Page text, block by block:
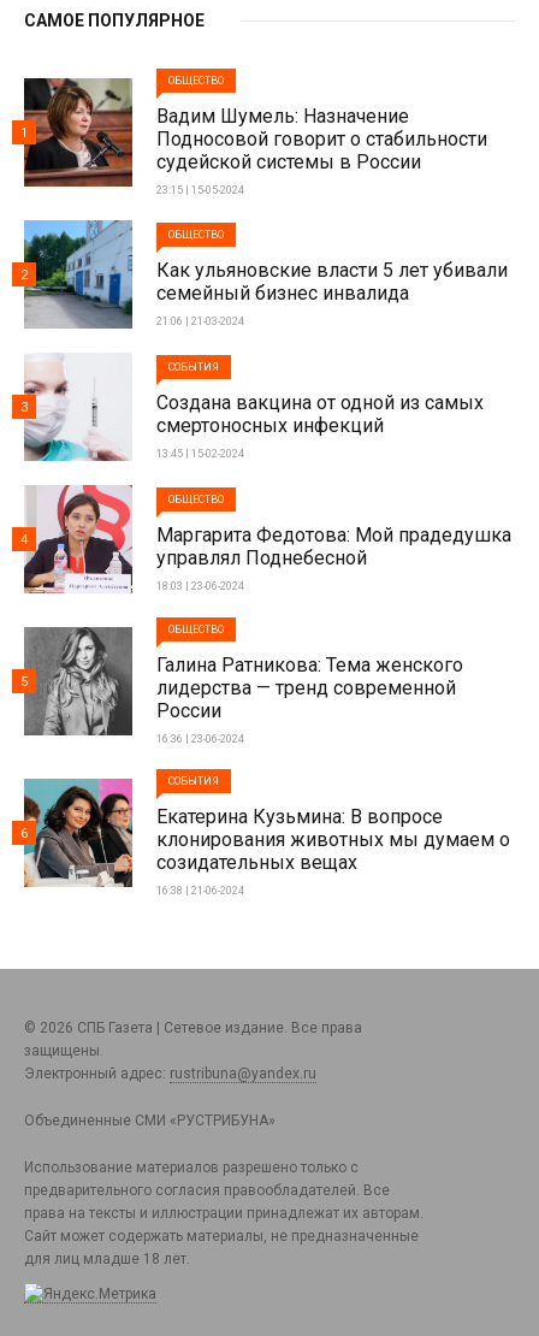
САМОЕ ПОПУЛЯРНОЕ
ОБЩЕСТВО
Вадим Шумель: Назначение
Подносовой говорит о стабильности
судейской системы в России
23:15 | 15-05-2024
1
ОБЩЕСТВО
Как ульяновские власти 5 лет убивали
семейный бизнес инвалида
21:06 | 21-03-2024
2
СОБЫТИЯ
Создана вакцина от одной из самых
смертоносных инфекций
13:45 | 15-02-2024
3
ОБЩЕСТВО
Маргарита Федотова: Мой прадедушка
управлял Поднебесной
18:03 | 23-06-2024
4
ОБЩЕСТВО
Галина Ратникова: Тема женского
лидерства — тренд современной
России
16:36 | 23-06-2024
5
СОБЫТИЯ
Екатерина Кузьмина: В вопросе
клонирования животных мы думаем о
созидательных вещах
16:38 | 21-06-2024
6
© 2026 СПБ Газета | Сетевое издание. Все права
защищены.
Электронный адрес: rustribuna@yandex.ru
Объединенные СМИ «РУСТРИБУНА»
Использование материалов разрешено только с
предварительного согласия правообладателей. Все
права на тексты и иллюстрации принадлежат их авторам.
Сайт может содержать материалы, не предназначенные
для лиц младше 18 лет.